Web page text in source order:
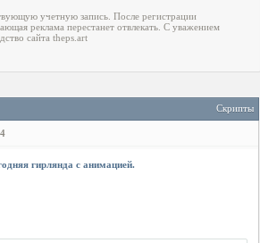
сайта theps.art
Скрипты
гирлянда с анимацией.